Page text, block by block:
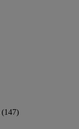
(147)